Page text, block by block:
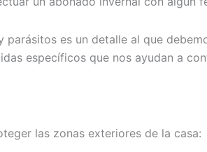
es un detalle al que
específicos que nos ayudan a
las zonas exteriores de la casa: